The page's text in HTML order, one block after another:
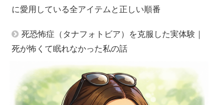
に愛用している全アイテムと正しい順番
死恐怖症（タナフォトビア）を克服した実体験｜
死が怖くて眠れなかった私の話